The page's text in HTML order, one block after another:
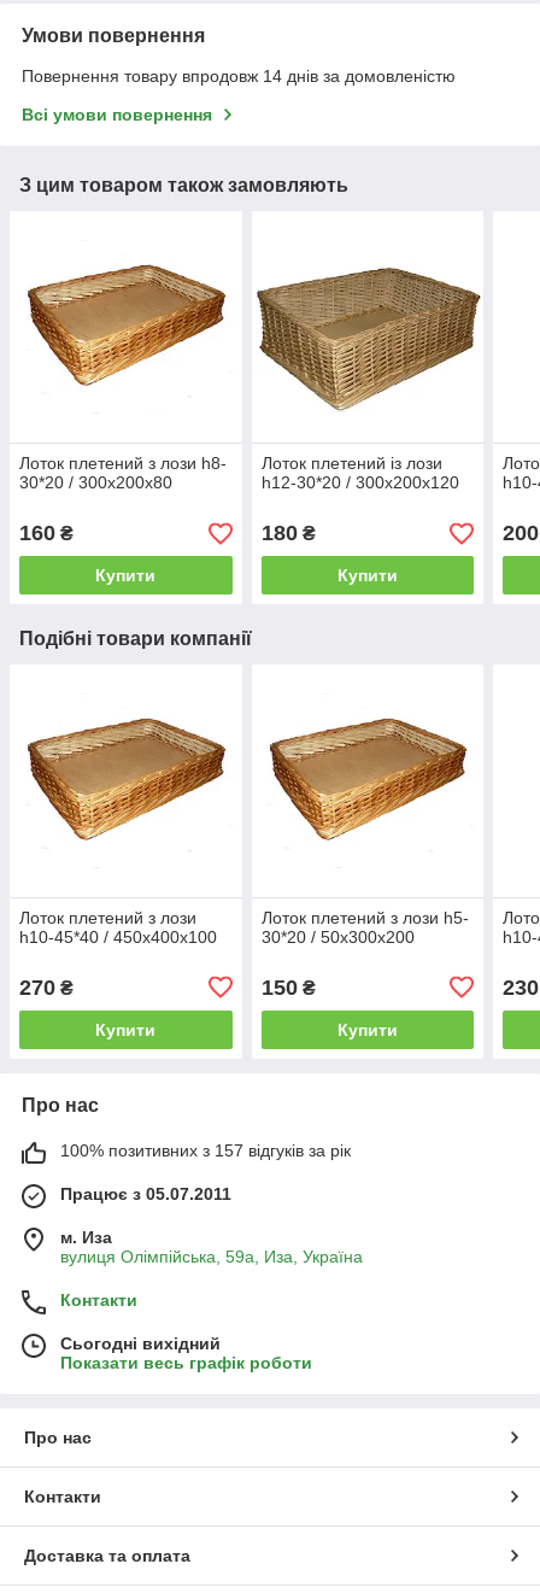
Умови повернення
Повернення товару впродовж 14 днів за домовленістю
Всі умови повернення
З цим товаром також замовляють
Лоток плетений з лози h8-
30*20 / 300х200х80
160 ₴
Купити
Лоток плетений із лози
h12-30*20 / 300х200х120
180₴
Купити
200
Подібні товари компанії
Лоток плетений з лози
h10-45*40 / 450х400х100
270 ₴
Купити
Лоток плетений з лози h5-
30*20 / 50х300х200
150₴
Купити
230
Про нас
100% позитивних з 157 відгуків за рік
Працює з 05.07.2011
м. Иза
вулиця Олімпійська, 59а, Иза, Україна
Контакти
Сьогодні вихідний
Показати весь графік роботи
Про нас
Контакти
Доставка та оплата